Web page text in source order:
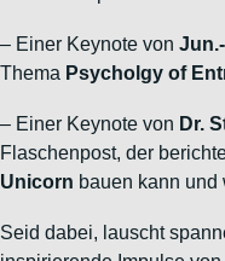
– Einer Keynote von
Thema Psycholgy of
– Einer Keynote von Dr.
Flaschenpost, der
Unicorn bauen kann
Seid dabei, lauscht